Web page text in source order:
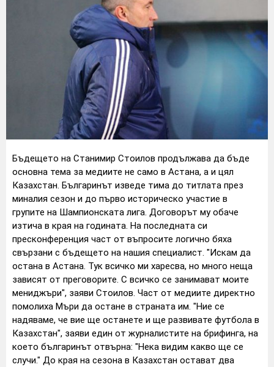
Бъдещето на Станимир Стоилов продължава да бъде
основна тема за медиите не само в Астана, а и цял
Казахстан. Българинът изведе тима до титлата през
миналия сезон и до първо историческо участие в
групите на Шампионската лига. Договорът му обаче
изтича в края на годината. На последната си
пресконференция част от въпросите логично бяха
свързани с бъдещето на нашия специалист. "Искам да
остана в Астана. Тук всичко ми харесва, но много неща
зависят от преговорите. С всичко се занимават моите
мениджъри", заяви Стоилов. Част от медиите директно
помолиха Мъри да остане в страната им. "Ние се
надяваме, че вие ще останете и ще развивате футбола в
Казахстан", заяви един от журналистите на брифинга, на
което българинът отвърна: "Нека видим какво ще се
случи." До края на сезона в Казахстан остават два